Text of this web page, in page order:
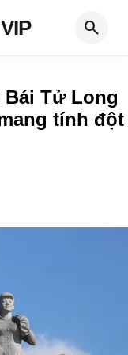
search
Tử Long
tính đột